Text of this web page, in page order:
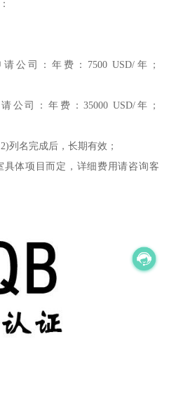
公司：年费：7500 USD/年；
司：年费：35000 USD/年；
列名完成后，长期有效；
体项目而定，详细费用请咨询客